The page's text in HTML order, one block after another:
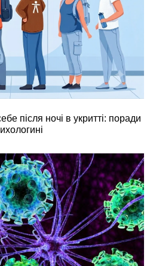
після ночі в укритті: поради